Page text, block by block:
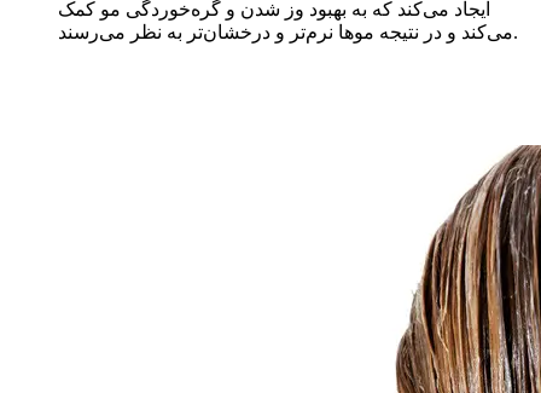
ایجاد می‌کند که به بهبود وز شدن و گره‌خوردگی مو کمک
می‌کند و در نتیجه موها نرم‌تر و درخشان‌تر به نظر می‌رسند.